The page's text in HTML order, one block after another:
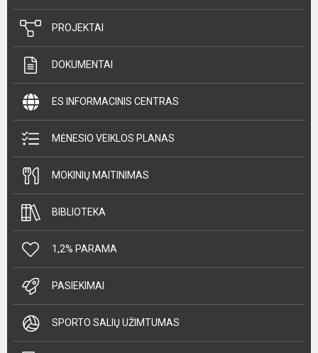
PROJEKTAI
DOKUMENTAI
ES INFORMACINIS CENTRAS
MĖNESIO VEIKLOS PLANAS
MOKINIŲ MAITINIMAS
BIBLIOTEKA
1,2% PARAMA
PASIEKIMAI
SPORTO SALIŲ UŽIMTUMAS